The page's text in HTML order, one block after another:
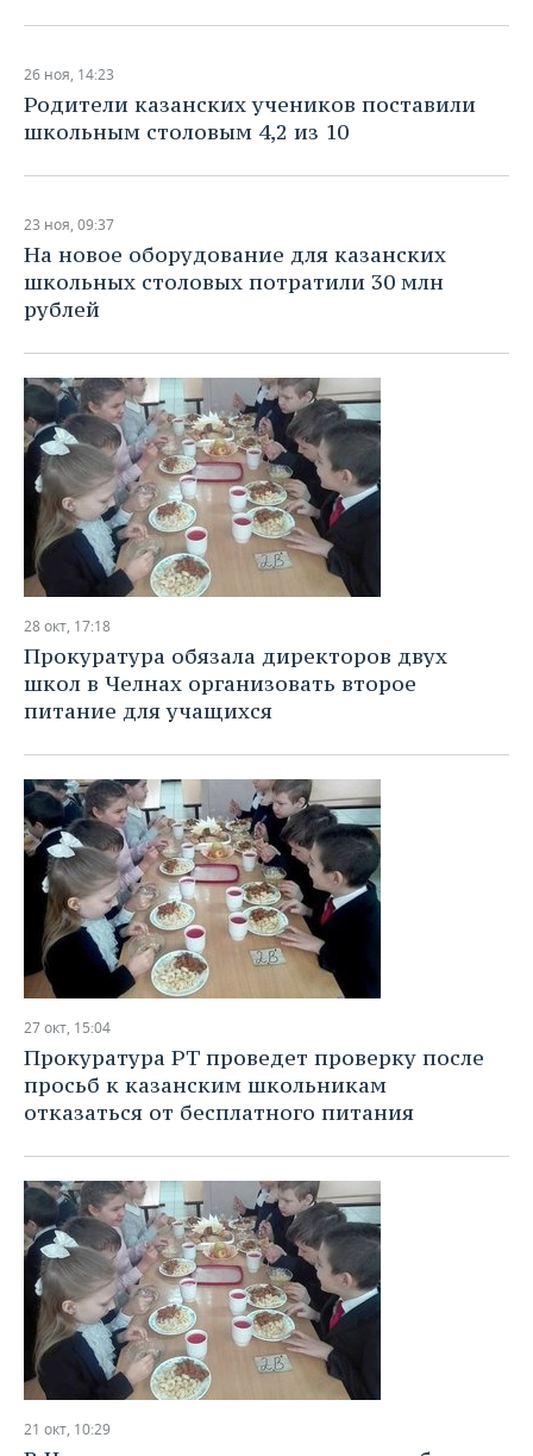
26 ноя, 14:23
Родители казанских учеников поставили
школьным столовым 4,2 из 10
23 ноя, 09:37
На новое оборудование для казанских
школьных столовых потратили 30 млн
рублей
28 окт, 17:18
Прокуратура обязала директоров двух
школ в Челнах организовать второе
питание для учащихся
27 окт, 15:04
Прокуратура РТ проведет проверку после
просьб к казанским школьникам
отказаться от бесплатного питания
21 окт, 10:29